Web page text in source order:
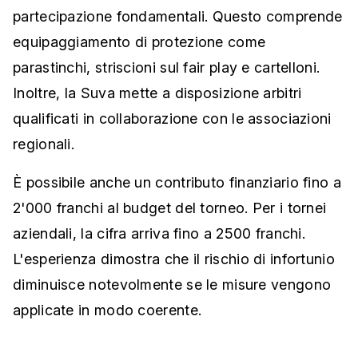
partecipazione fondamentali. Questo comprende
equipaggiamento di protezione come
parastinchi, striscioni sul fair play e cartelloni.
Inoltre, la Suva mette a disposizione arbitri
qualificati in collaborazione con le associazioni
regionali.
È possibile anche un contributo finanziario fino a
2'000 franchi al budget del torneo. Per i tornei
aziendali, la cifra arriva fino a 2500 franchi.
L'esperienza dimostra che il rischio di infortunio
diminuisce notevolmente se le misure vengono
applicate in modo coerente.